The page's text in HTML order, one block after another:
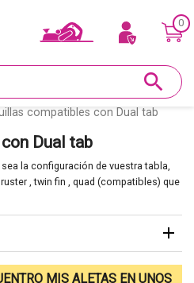
regalo
0
search
compatibles con Dual tab
Dual tab
la configuración de vuestra tabla,
, twin fin , quad (compatibles) que
MIS ALETAS EN UNOS